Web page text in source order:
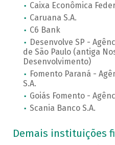
Caixa Econômica
Caruana S.A.
C6 Bank
Desenvolve SP -
de São Paulo (antiga
Desenvolvimento)
Fomento Paraná -
S.A.
Goiás Fomento -
Scania Banco S.A.
Demais instituições